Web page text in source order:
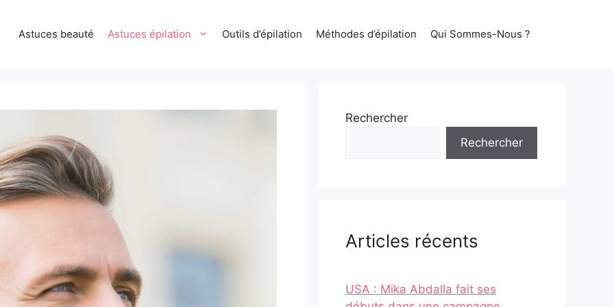
Astuces beauté Astuces épilation Outils d’épilation Méthodes d’épilation Qui Sommes-Nous ?
Rechercher
Rechercher
Articles récents
USA : Mika Abdalla fait ses